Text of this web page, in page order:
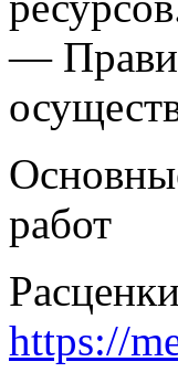
—
работ
https://